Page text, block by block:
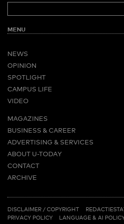
MENU
NEWS
OPINION
SPOTLIGHT
CAMPUS LIFE
VIDEO
MAGAZINES
BUSINESS & CAREER
ADVERTISING & SERVICES
ABOUT U-TODAY
CONTACT
ARCHIVE
LINKS
DISCLAIMER / COPYRIGHT
PRIVACY POLICY
LANGUAGE & AI